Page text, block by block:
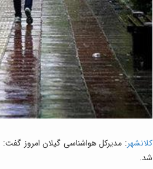
کلانشهر
شد.